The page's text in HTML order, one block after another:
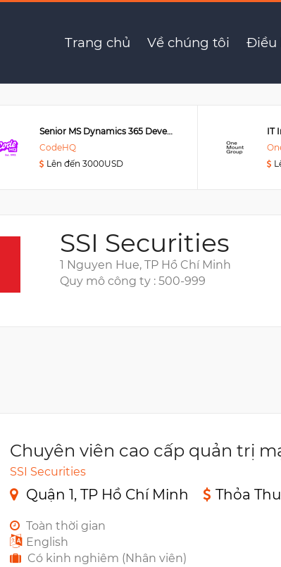
Trang chủ Về chúng tôi Điều
Senior MS Dynamics 365 Developer
CodeHQ
Lên đến 3000USD
IT
SSI Securities
1 Nguyen Hue, TP Hồ Chí Minh
Quy mô công ty : 500-999
Chuyên viên cao cấp quản trị
SSI Securities
Quận 1, TP Hồ Chí Minh Thỏa
Toàn thời gian
English
Có kinh nghiêm (Nhân viên)